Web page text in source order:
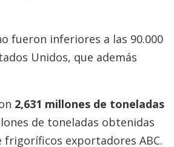
fueron inferiores a las 90.000
Unidos, que además
2,631 millones de toneladas
de toneladas obtenidas
frigoríficos exportadores ABC.